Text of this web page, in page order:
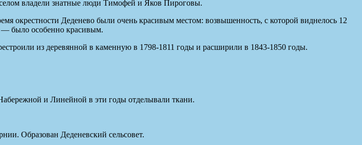
владели знатные люди Тимофей и Яков Пироговы.
окрестности Деденево были очень красивым местом: возвышенность, с которой виднелось 12
было особенно красивым.
из деревянной в каменную в 1798-1811 годы и расширили в 1843-1850 годы.
и Линейной в эти годы отделывали ткани.
Образован Деденевский сельсовет.